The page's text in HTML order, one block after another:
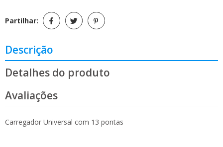
Partilhar:
Descrição
Detalhes do produto
Avaliações
Carregador Universal com 13 pontas